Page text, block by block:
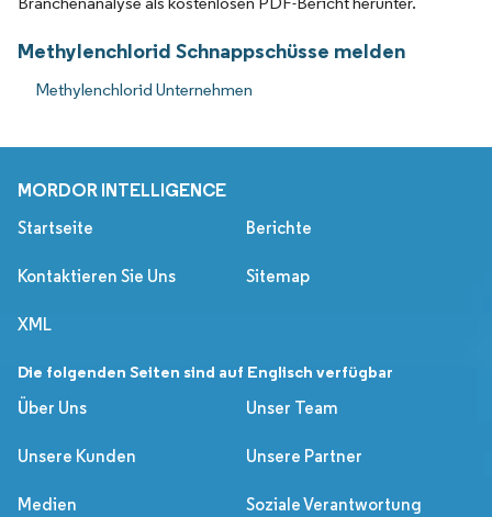
Methylenchlorid Schnappschüsse melden
Methylenchlorid Unternehmen
MORDOR INTELLIGENCE
Startseite Berichte
Kontaktieren Sie Uns Sitemap
XML
Die folgenden Seiten sind auf Englisch verfügbar
Über Uns
Unser Team
Unsere Kunden Unsere Partner
Medien Soziale Verantwortung